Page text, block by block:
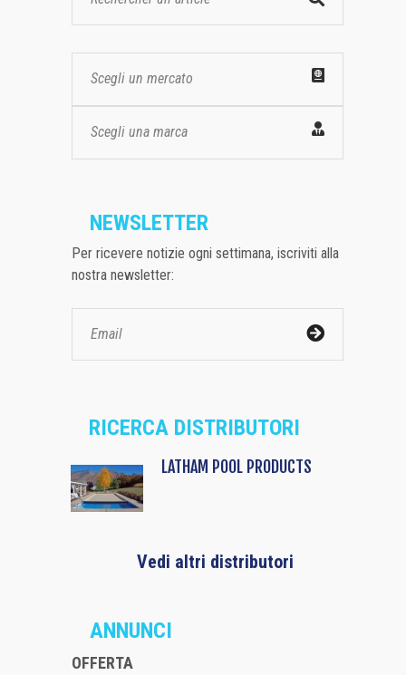
Scegli un mercato
Scegli una marca
NEWSLETTER
Per ricevere notizie ogni settimana, iscriviti alla
nostra newsletter:
RICERCA DISTRIBUTORI
LATHAM POOL PRODUCTS
Vedi altri distributori
ANNUNCI
OFFERTA